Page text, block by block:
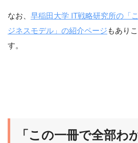
なお、 早稲田大学 IT戦略研究所の「
ジネスモデル」の紹介ページ もあり
す。
「この一冊で全部わ